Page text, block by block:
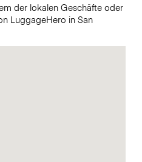
der lokalen Geschäfte oder
LuggageHero in San